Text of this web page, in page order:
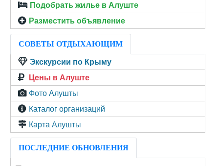
Подобрать жилье в Алуште
Разместить объявление
СОВЕТЫ ОТДЫХАЮЩИМ
Экскурсии по Крыму
Цены в Алуште
Фото Алушты
Каталог организаций
Карта Алушты
ПОСЛЕДНИЕ ОБНОВЛЕНИЯ